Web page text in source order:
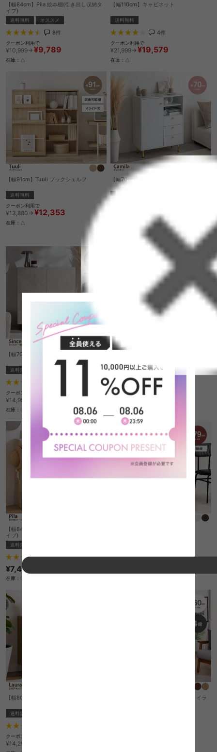
【幅84cm】Pila 絵本棚(引き出し収納タ
イプ)
送料無料 オススメ
8件
クーポン利用で
¥10,999→ ¥9,789
在庫：△
【幅110cm】キャビネット
送料無料
4件
クーポン利用で
¥21,999→ ¥19,579
在庫：△
【幅91cm】Tuuli ブックシェルフ
送料無料
クーポン利用で
¥13,880→ ¥12,353
在庫：△
【幅70cm】キャビネット
送料無料
¥13,349
【幅70cm】キャスター付きキャビネット
送料無料
クーポン利用で
¥14,999→ ¥13,349
在庫：〇
送料無料
2件
クーポン利用で
在庫：〇
【幅84cm】Pila 絵本棚(オープン収納タ
イプ)
送料無料
17件
¥7,499
在庫：〇
クーポン利用で
在庫：〇
【幅80cm】Laura 引き戸キャビネット
送料無料
クーポン利用で
¥14,299→
【幅60cm】Ezbo S字型ディスプレイラ